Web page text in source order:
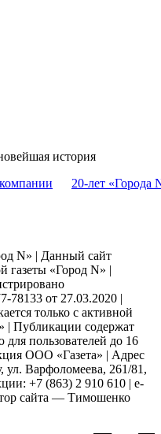
история
20-лет «Города
N» | Данный сайт
газеты «Город N» |
от 27.03.2020 |
только с активной
| Публикации содержат
пользователей до 16
ООО «Газета» | Адрес
ул. Варфоломеева, 261/81,
+7 (863) 2 910 610 | e-
сайта — Тимошенко